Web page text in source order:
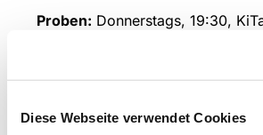
Diese Webseite verwendet Cookies
Proben: Donnerstags, 19:30,
Hillnhütter, Tel.:01791312864